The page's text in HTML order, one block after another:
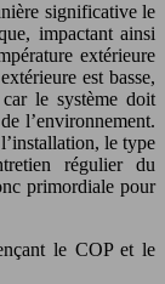
significative le
impactant ainsi
extérieure
est basse,
le système doit
l’environnement.
le type
régulier du
primordiale pour
le COP et le